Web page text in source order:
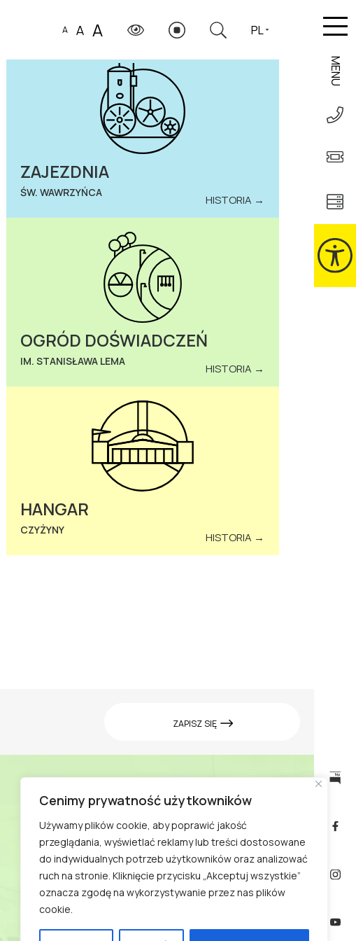
Cenimy prywatność użytkowników
Używamy plików cookie, aby poprawić jakość
przeglądania, wyświetlać reklamy lub treści dostosowane
do indywidualnych potrzeb użytkowników oraz analizować
ruch na stronie. Kliknięcie przycisku „Akceptuj wszystkie”
oznacza zgodę na wykorzystywanie przez nas plików
cookie.
A A A PL
MENU
ZAJEZDNIA
ŚW. WAWRZYŃCA
HISTORIA →
OGRÓD DOŚWIADCZEŃ
IM. STANISŁAWA LEMA
HISTORIA →
HANGAR
CZYŻYNY
HISTORIA →
ZAPISZ SIĘ
Cennik w Ogrodzie
Doświadczeń
Zwiedzanie Ogrodu
Doświadczeń
Kontakt
biuletyn
publicznej